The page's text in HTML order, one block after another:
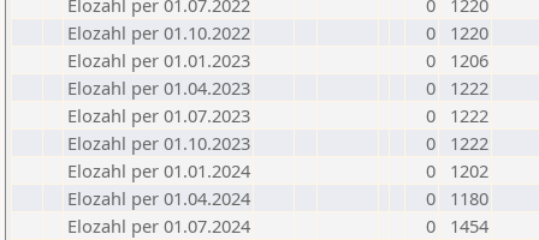
Elozahl per 01.07.2022
0
1220
Elozahl per 01.10.2022
0
1220
Elozahl per 01.01.2023
0
1206
Elozahl per 01.04.2023
0
1222
Elozahl per 01.07.2023
0
1222
Elozahl per 01.10.2023
0
1222
Elozahl per 01.01.2024
0
1202
Elozahl per 01.04.2024
0
1180
Elozahl per 01.07.2024
0
1454